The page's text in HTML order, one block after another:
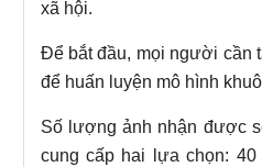
xã hội.
Để bắt đầu, mọi người cần
để huấn luyện mô hình
Số lượng ảnh nhận được
cung cấp hai lựa chọn: